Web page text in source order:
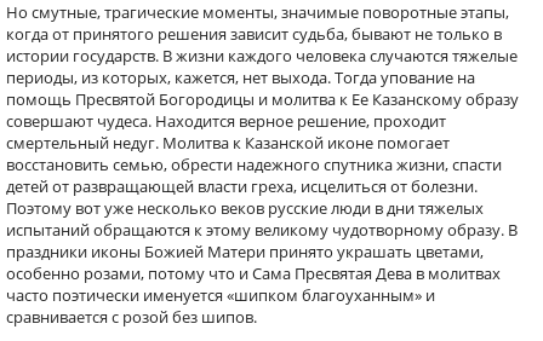
Но смутные, трагические моменты, значимые поворотные этапы,
когда от принятого решения зависит судьба, бывают не только в
истории государств. В жизни каждого человека случаются тяжелые
периоды, из которых, кажется, нет выхода. Тогда упование на
помощь Пресвятой Богородицы и молитва к Ее Казанскому образу
совершают чудеса. Находится верное решение, проходит
смертельный недуг. Молитва к Казанской иконе помогает
восстановить семью, обрести надежного спутника жизни, спасти
детей от развращающей власти греха, исцелиться от болезни.
Поэтому вот уже несколько веков русские люди в дни тяжелых
испытаний обращаются к этому великому чудотворному образу. В
праздники иконы Божией Матери принято украшать цветами,
особенно розами, потому что и Сама Пресвятая Дева в молитвах
часто поэтически именуется «шипком благоуханным» и
сравнивается с розой без шипов.